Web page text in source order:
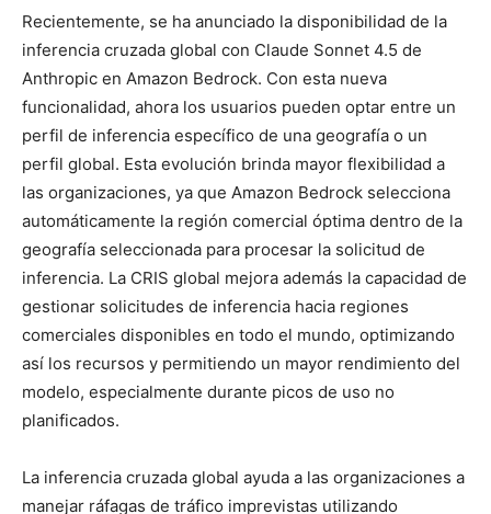
Recientemente, se ha anunciado la disponibilidad de la
inferencia cruzada global con Claude Sonnet 4.5 de
Anthropic en Amazon Bedrock. Con esta nueva
funcionalidad, ahora los usuarios pueden optar entre un
perfil de inferencia específico de una geografía o un
perfil global. Esta evolución brinda mayor flexibilidad a
las organizaciones, ya que Amazon Bedrock selecciona
automáticamente la región comercial óptima dentro de la
geografía seleccionada para procesar la solicitud de
inferencia. La CRIS global mejora además la capacidad de
gestionar solicitudes de inferencia hacia regiones
comerciales disponibles en todo el mundo, optimizando
así los recursos y permitiendo un mayor rendimiento del
modelo, especialmente durante picos de uso no
planificados.
La inferencia cruzada global ayuda a las organizaciones a
manejar ráfagas de tráfico imprevistas utilizando